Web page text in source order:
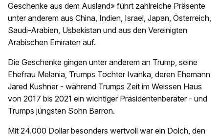
Geschenke aus dem Ausland» führt zahlreiche Präsente
unter anderem aus China, Indien, Israel, Japan, Österreich,
Saudi-Arabien, Usbekistan und aus den Vereinigten
Arabischen Emiraten auf.
Die Geschenke gingen unter anderem an Trump, seine
Ehefrau Melania, Trumps Tochter Ivanka, deren Ehemann
Jared Kushner - während Trumps Zeit im Weissen Haus
von 2017 bis 2021 ein wichtiger Präsidentenberater - und
Trumps jüngsten Sohn Barron.
Mit 24.000 Dollar besonders wertvoll war ein Dolch, den